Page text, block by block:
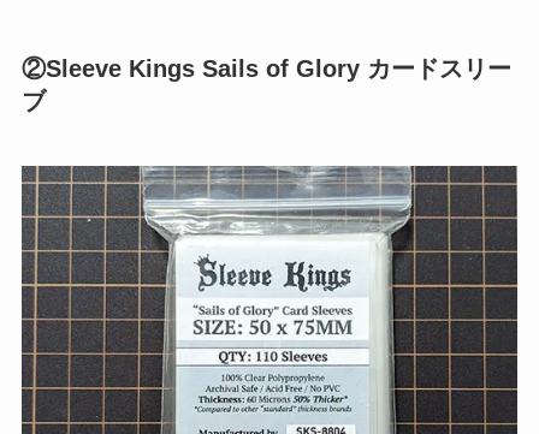
②Sleeve Kings Sails of Glory カードスリー
ブ